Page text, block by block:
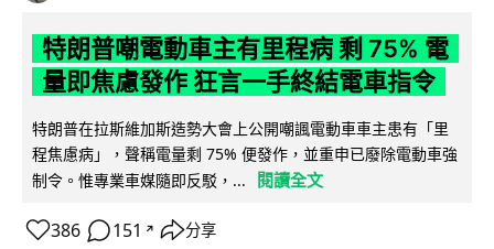
特朗普嘲電動車主有里程病 剩 75% 電
量即焦慮發作 狂言一手終結電車指令
特朗普在拉斯維加斯造勢大會上公開嘲諷電動車車主患有「里
程焦慮病」，聲稱電量剩 75% 便發作，並重申已廢除電動車強
制令。惟專業車媒隨即反駁，...
閱讀全文
386 151 ↗ 分享